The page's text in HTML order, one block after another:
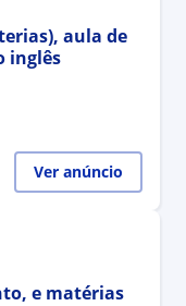
aula de
inglês
Ver anúncio
e matérias